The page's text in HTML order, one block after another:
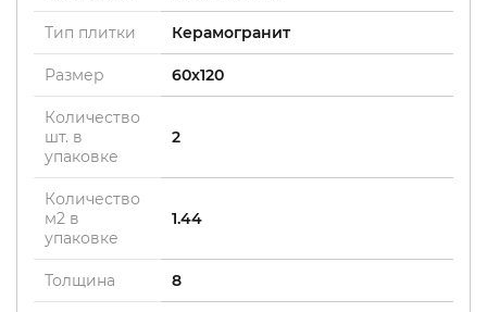
Тип плитки Керамогранит
Размер 60x120
Количество
шт. в
упаковке
2
Количество
м2 в
упаковке
1.44
Толщина 8